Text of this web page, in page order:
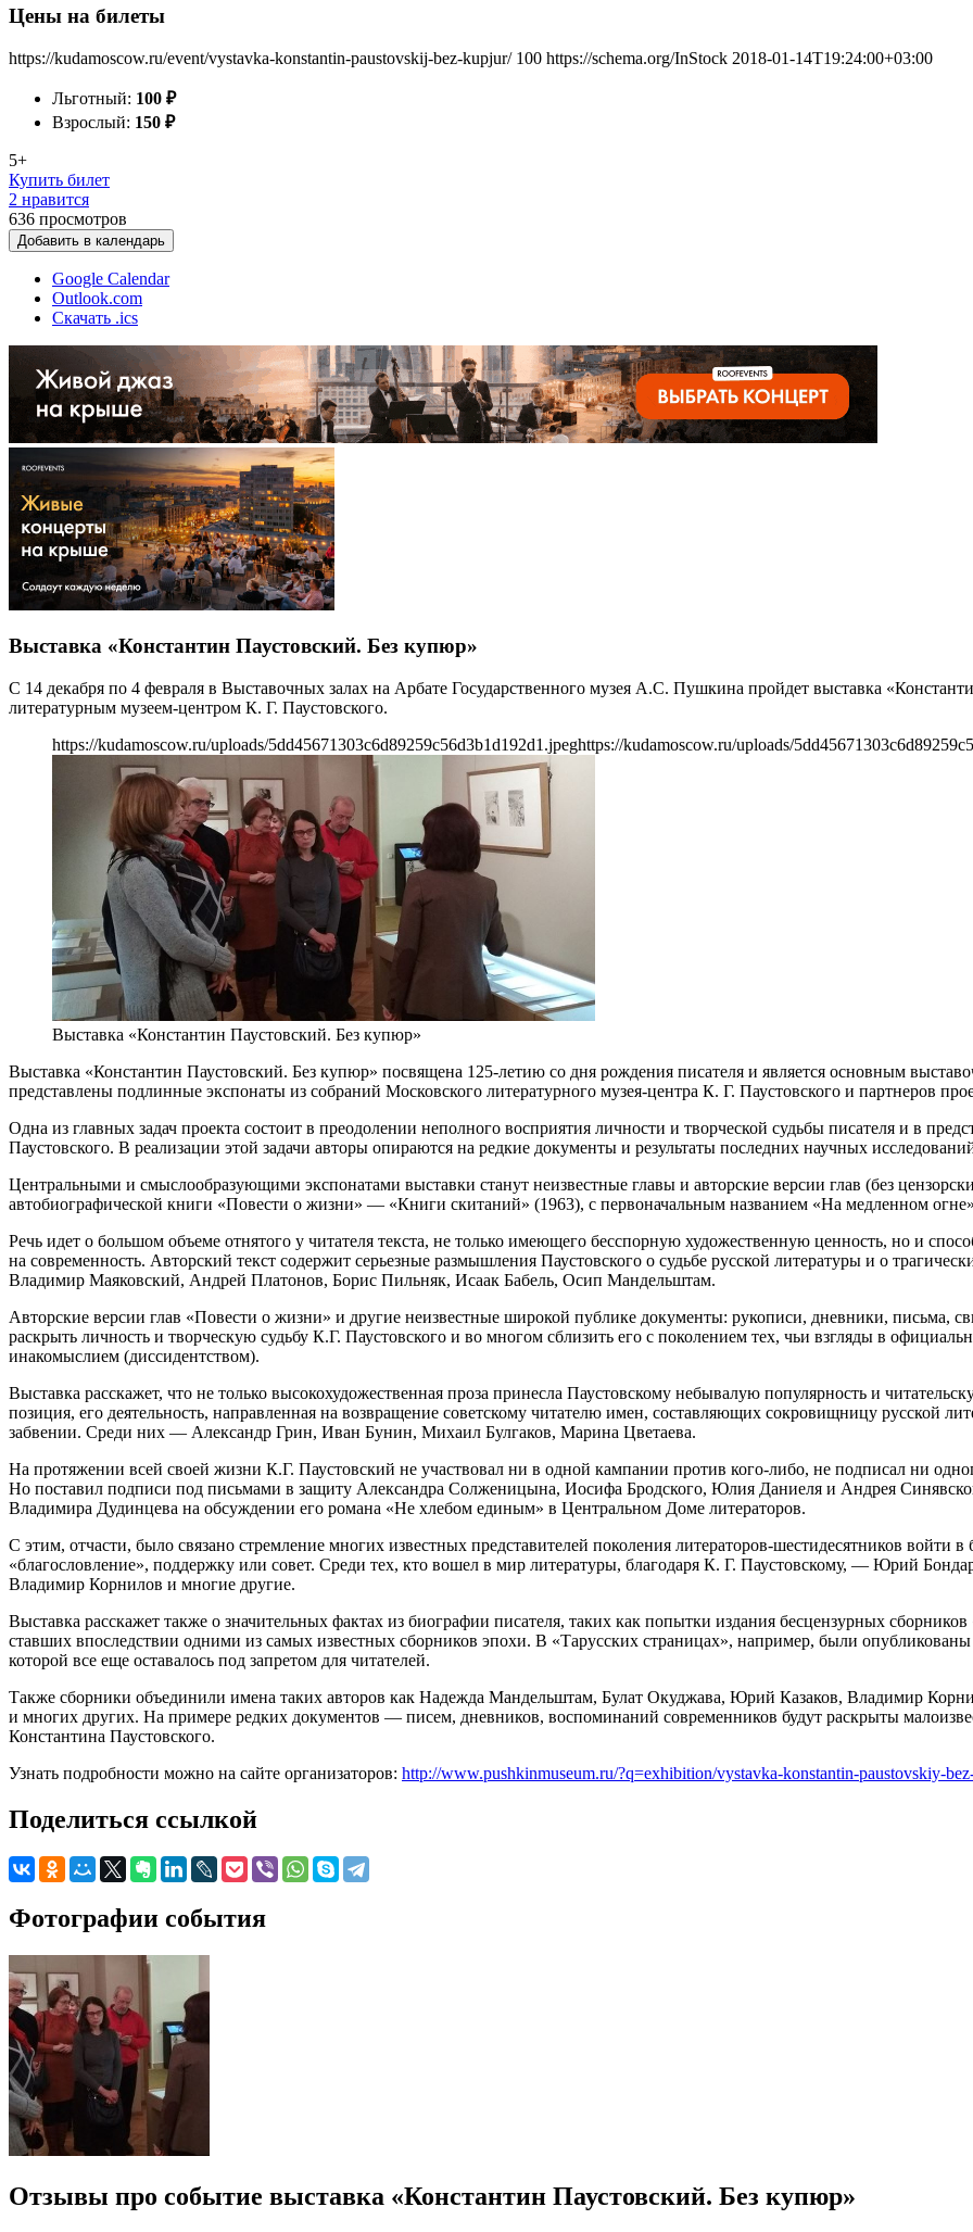
Цены на билеты
https://kudamoscow.ru/event/vystavka-konstantin-paustovskij-bez-kupjur/ 100 https://schema.org/InStock 2018-01-14T19:24:00+03:00
Льготный: 100 ₽
Взрослый: 150 ₽
5+
Купить билет
2 нравится
636 просмотров
Добавить в календарь
Google Calendar
Outlook.com
Скачать .ics
Выставка «Константин Паустовский. Без купюр»
С 14 декабря по 4 февраля в Выставочных залах на Арбате Государственного музея А.С. Пушкина пройдет выставка
литературным музеем-центром К. Г. Паустовского.
https://kudamoscow.ru/uploads/5dd45671303c6d89259c56d3b1d192d1.jpeghttps://kudamoscow.ru/uploads/
Выставка «Константин Паустовский. Без купюр»
Выставка «Константин Паустовский. Без купюр» посвящена 125-летию со дня рождения писателя и является основным
представлены подлинные экспонаты из собраний Московского литературного музея-центра К. Г. Паустовского и партнеров
Одна из главных задач проекта состоит в преодолении неполного восприятия личности и творческой судьбы писателя и в
Паустовского. В реализации этой задачи авторы опираются на редкие документы и результаты последних научных
Центральными и смыслообразующими экспонатами выставки станут неизвестные главы и авторские версии глав (без
автобиографической книги «Повести о жизни» — «Книги скитаний» (1963), с первоначальным названием «На медленном
Речь идет о большом объеме отнятого у читателя текста, не только имеющего бесспорную художественную ценность, но и
на современность. Авторский текст содержит серьезные размышления Паустовского о судьбе русской литературы и о
Владимир Маяковский, Андрей Платонов, Борис Пильняк, Исаак Бабель, Осип Мандельштам.
Авторские версии глав «Повести о жизни» и другие неизвестные широкой публике документы: рукописи, дневники, письма,
раскрыть личность и творческую судьбу К.Г. Паустовского и во многом сблизить его с поколением тех, чьи взгляды в
инакомыслием (диссидентством).
Выставка расскажет, что не только высокохудожественная проза принесла Паустовскому небывалую популярность и
позиция, его деятельность, направленная на возвращение советскому читателю имен, составляющих сокровищницу русской
забвении. Среди них — Александр Грин, Иван Бунин, Михаил Булгаков, Марина Цветаева.
На протяжении всей своей жизни К.Г. Паустовский не участвовал ни в одной кампании против кого-либо, не подписал ни
Но поставил подписи под письмами в защиту Александра Солженицына, Иосифа Бродского, Юлия Даниеля и Андрея
Владимира Дудинцева на обсуждении его романа «Не хлебом единым» в Центральном Доме литераторов.
С этим, отчасти, было связано стремление многих известных представителей поколения литераторов-шестидесятников войти
«благословление», поддержку или совет. Среди тех, кто вошел в мир литературы, благодаря К. Г. Паустовскому, — Юрий
Владимир Корнилов и многие другие.
Выставка расскажет также о значительных фактах из биографии писателя, таких как попытки издания бесцензурных
ставших впоследствии одними из самых известных сборников эпохи. В «Тарусских страницах», например, были
которой все еще оставалось под запретом для читателей.
Также сборники объединили имена таких авторов как Надежда Мандельштам, Булат Окуджава, Юрий Казаков, Владимир
и многих других. На примере редких документов — писем, дневников, воспоминаний современников будут раскрыты
Константина Паустовского.
Узнать подробности можно на сайте организаторов: http://www.pushkinmuseum.ru/?q=exhibition/vystavka-konstantin-paustovskiy-
Поделиться ссылкой
Фотографии события
Отзывы про событие выставка «Константин Паустовский. Без купюр»